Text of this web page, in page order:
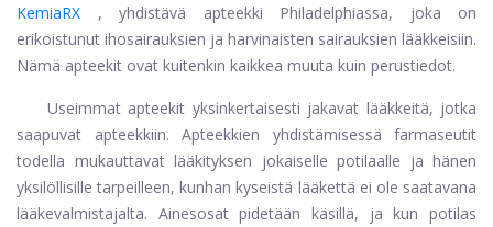
KemiaRX
, yhdistävä apteekki Philadelphiassa, joka on
erikoistunut ihosairauksien ja harvinaisten sairauksien lääkkeisiin.
Nämä apteekit ovat kuitenkin kaikkea muuta kuin perustiedot.
Useimmat apteekit yksinkertaisesti jakavat lääkkeitä, jotka
saapuvat apteekkiin. Apteekkien yhdistämisessä farmaseutit
todella mukauttavat lääkityksen jokaiselle potilaalle ja hänen
yksilöllisille tarpeilleen, kunhan kyseistä lääkettä ei ole saatavana
lääkevalmistajalta. Ainesosat pidetään käsillä, ja kun potilas